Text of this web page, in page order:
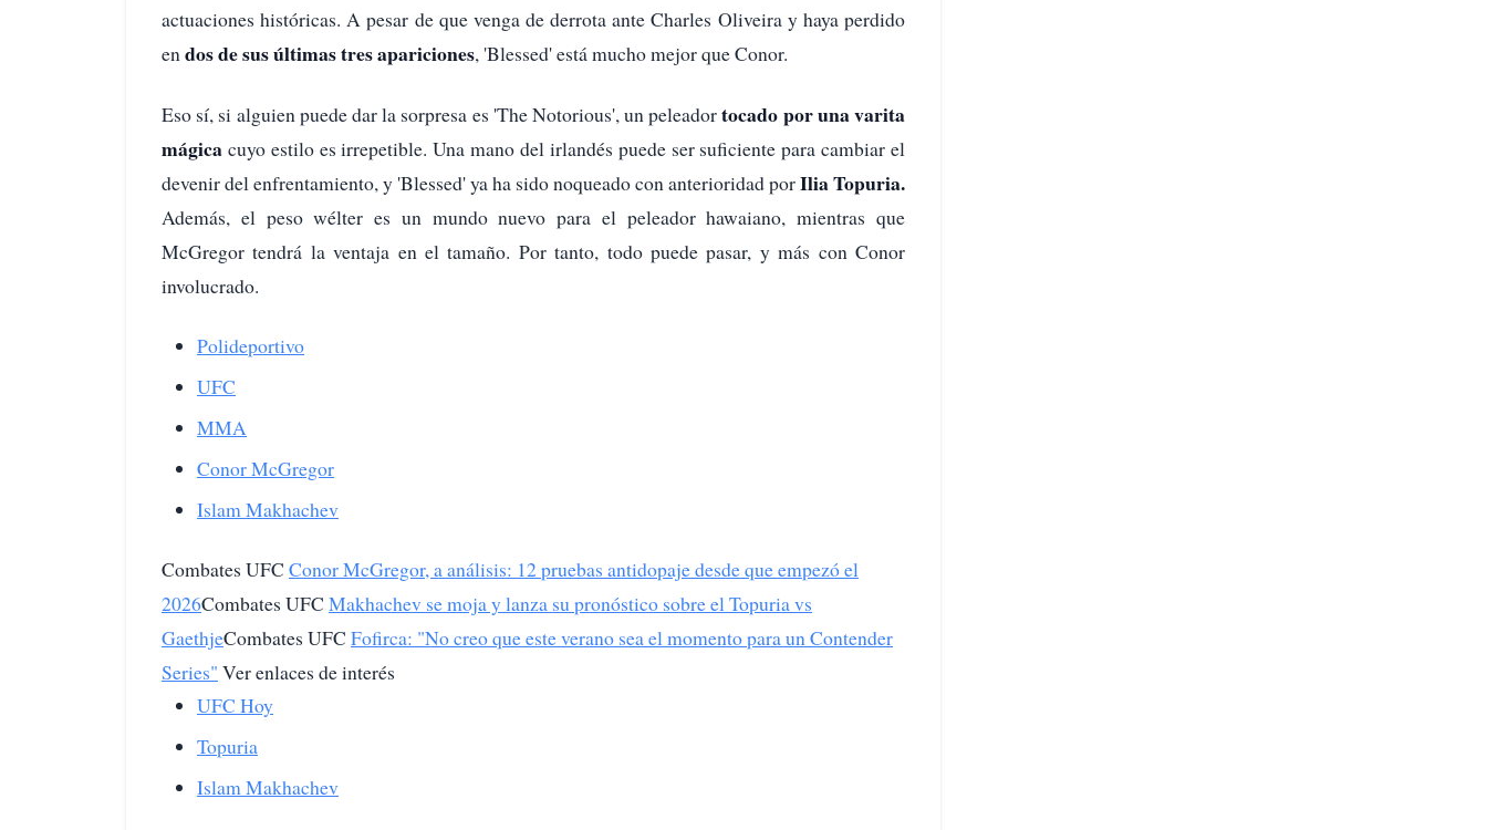
actuaciones históricas. A pesar de que venga de derrota ante Charles Oliveira y haya perdido
en dos de sus últimas tres apariciones, 'Blessed' está mucho mejor que Conor.
Eso sí, si alguien puede dar la sorpresa es 'The Notorious', un peleadortocado por una varita
mágica cuyo estilo es irrepetible. Una mano del irlandés puede ser suficiente para cambiar el
devenir del enfrentamiento, y 'Blessed' ya ha sido noqueado con anterioridad porIlia Topuria.
Además, el peso wélter es un mundo nuevo para el peleador hawaiano, mientras que
McGregor tendrá la ventaja en el tamaño. Por tanto, todo puede pasar, y más con Conor
involucrado.
Polideportivo
UFC
MMA
Conor McGregor
Islam Makhachev
Combates UFC Conor McGregor, a análisis: 12 pruebas antidopaje desde que empezó el
2026Combates UFC Makhachev se moja y lanza su pronóstico sobre el Topuria vs
GaethjeCombates UFC Fofirca: "No creo que este verano sea el momento para un Contender
Series" Ver enlaces de interés
UFC Hoy
Topuria
Islam Makhachev